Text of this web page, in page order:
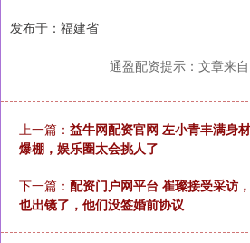
发布于：福建省
通盈配资提示：文章来
上一篇： 益牛网配资官网 左小青丰满身
爆棚，娱乐圈太会挑人了
下一篇： 配资门户网平台 崔璨接受采访
也出镜了，他们没签婚前协议